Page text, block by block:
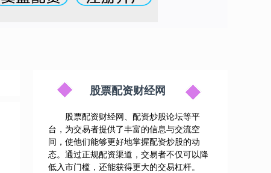
股票配资财经网
股票配资财经网、配资炒股论坛等平
台，为交易者提供了丰富的信息与交流空
间，使他们能够更好地掌握配资炒股的动
态。通过正规配资渠道，交易者不仅可以降
低入市门槛，还能获得更大的交易杠杆。